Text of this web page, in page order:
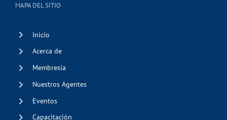
MAPA DEL SITIO
Inicio
Acerca de
Membresía
Nuestros Agentes
Eventos
Capacitación